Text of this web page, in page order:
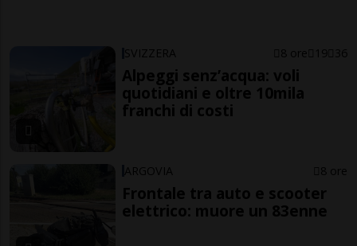
SVIZZERA 8 ore 19 36
Alpeggi senz’acqua: voli
quotidiani e oltre 10mila
franchi di costi
ARGOVIA 8 ore
Frontale tra auto e scooter
elettrico: muore un 83enne